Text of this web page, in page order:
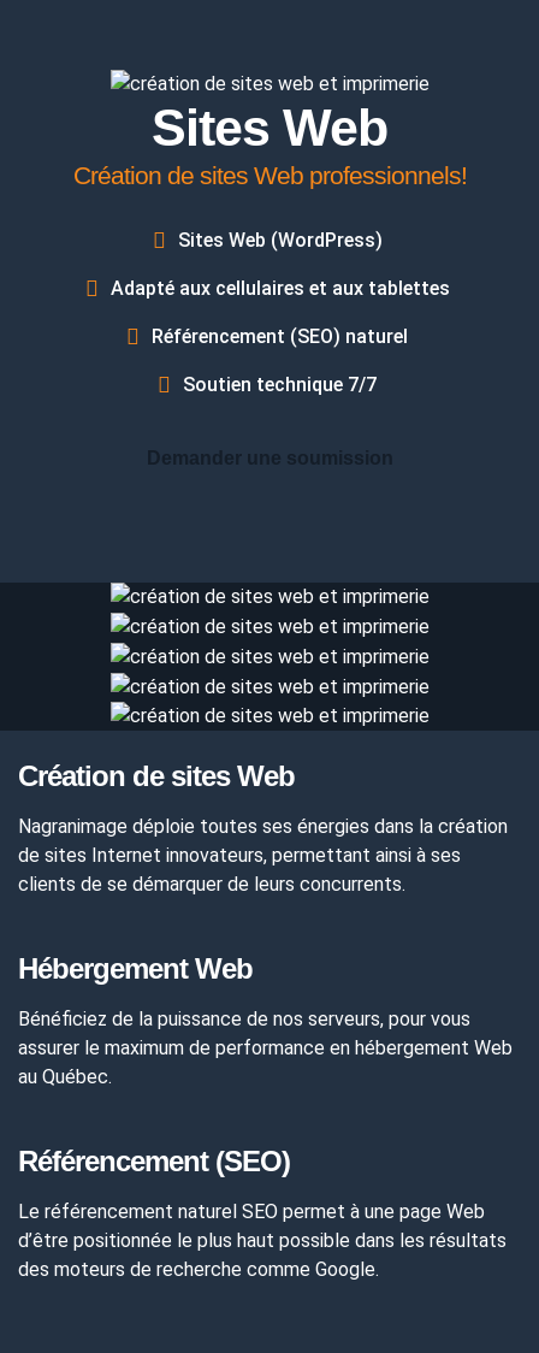
Sites Web
Création de sites Web professionnels!
Sites Web (WordPress)
Adapté aux cellulaires et aux tablettes
Référencement (SEO) naturel
Soutien technique 7/7
Demander une soumission
Création de sites Web
Nagranimage déploie toutes ses énergies dans la création
de sites Internet innovateurs, permettant ainsi à ses
clients de se démarquer de leurs concurrents.
Hébergement Web
Bénéficiez de la puissance de nos serveurs, pour vous
assurer le maximum de performance en hébergement Web
au Québec.
Référencement (SEO)
Le référencement naturel SEO permet à une page Web
d’être positionnée le plus haut possible dans les résultats
des moteurs de recherche comme Google.